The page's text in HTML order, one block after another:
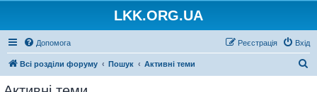
LKK.ORG.UA
Допомога Вхід
Реєстрація
Всі розділи форуму Пошук Активні теми